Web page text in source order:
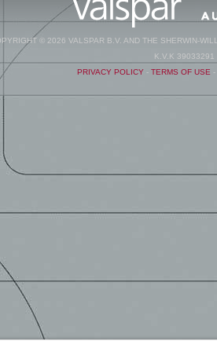
© 2026 VALSPAR B.V. AND THE SHERWIN-
K.V.K 39033291
PRIVACY POLICY- TERMS OF USE -